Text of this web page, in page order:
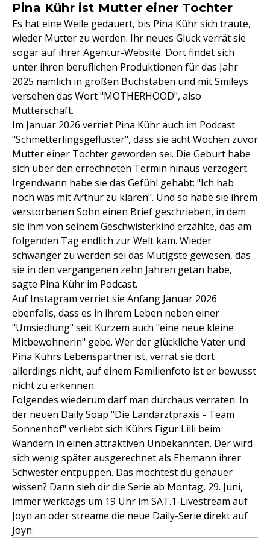
Pina Kühr ist Mutter einer Tochter
Es hat eine Weile gedauert, bis Pina Kühr sich traute,
wieder Mutter zu werden. Ihr neues Glück verrät sie
sogar auf ihrer Agentur-Website. Dort findet sich
unter ihren beruflichen Produktionen für das Jahr
2025 nämlich in großen Buchstaben und mit Smileys
versehen das Wort "MOTHERHOOD", also
Mutterschaft.
Im Januar 2026 verriet Pina Kühr auch im Podcast
"Schmetterlingsgeflüster", dass sie acht Wochen zuvor
Mutter einer Tochter geworden sei. Die Geburt habe
sich über den errechneten Termin hinaus verzögert.
Irgendwann habe sie das Gefühl gehabt: "Ich hab
noch was mit Arthur zu klären". Und so habe sie ihrem
verstorbenen Sohn einen Brief geschrieben, in dem
sie ihm von seinem Geschwisterkind erzählte, das am
folgenden Tag endlich zur Welt kam. Wieder
schwanger zu werden sei das Mutigste gewesen, das
sie in den vergangenen zehn Jahren getan habe,
sagte Pina Kühr im Podcast.
Auf Instagram verriet sie Anfang Januar 2026
ebenfalls, dass es in ihrem Leben neben einer
"Umsiedlung" seit Kurzem auch "eine neue kleine
Mitbewohnerin" gebe. Wer der glückliche Vater und
Pina Kührs Lebenspartner ist, verrät sie dort
allerdings nicht, auf einem Familienfoto ist er bewusst
nicht zu erkennen.
Folgendes wiederum darf man durchaus verraten: In
der neuen Daily Soap "Die Landarztpraxis - Team
Sonnenhof" verliebt sich Kührs Figur Lilli beim
Wandern in einen attraktiven Unbekannten. Der wird
sich wenig später ausgerechnet als Ehemann ihrer
Schwester entpuppen. Das möchtest du genauer
wissen? Dann sieh dir die Serie ab Montag, 29. Juni,
immer werktags um 19 Uhr im SAT.1-Livestream auf
Joyn an oder streame die neue Daily-Serie direkt auf
Joyn.